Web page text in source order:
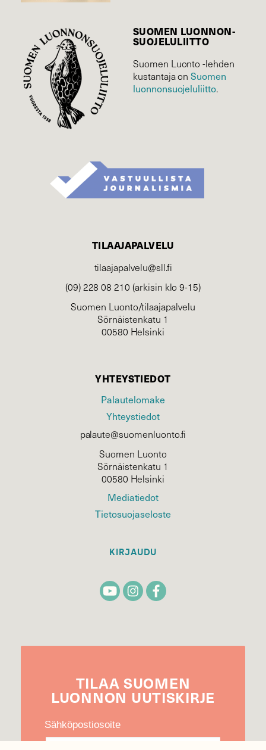
SUOMEN LUONNON­
SUOJELU­LIITTO
Suomen Luonto -lehden
kustantaja onSuomen
luonnonsuojelu­liitto.
TILAAJAPALVELU
tilaajapalvelu@sll.fi
(09) 228 08 210 (arkisin klo 9-15)
Suomen Luonto/tilaajapalvelu
Sörnäistenkatu 1
00580 Helsinki
YHTEYSTIEDOT
Palautelomake
Yhteystiedot
palaute@suomenluonto.fi
Suomen Luonto
Sörnäistenkatu 1
00580 Helsinki
Mediatiedot
Tietosuojaseloste
KIRJAUDU
TILAA SUOMEN
LUONNON UUTIS­KIRJE
Sähköpostiosoite